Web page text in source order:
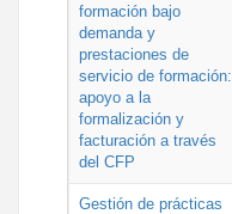
formación bajo
demanda y
prestaciones de
servicio de formación:
apoyo a la
formalización y
facturación a través
del CFP
Gestión de prácticas